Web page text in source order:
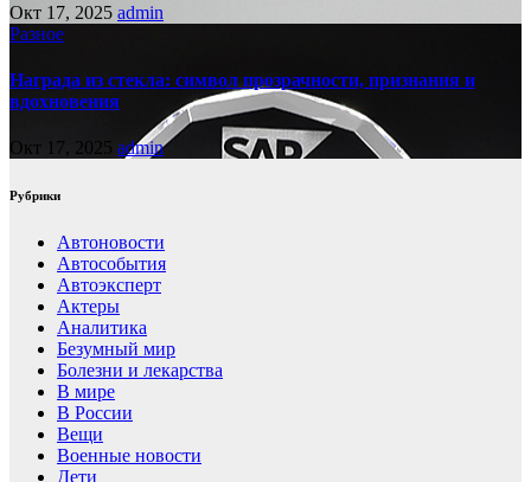
Окт 17, 2025 admin
Разное
Награда из стекла: символ прозрачности, признания и
вдохновения
Окт 17, 2025 admin
Рубрики
Автоновости
Автособытия
Автоэксперт
Актеры
Аналитика
Безумный мир
Болезни и лекарства
В мире
В России
Вещи
Военные новости
Дети